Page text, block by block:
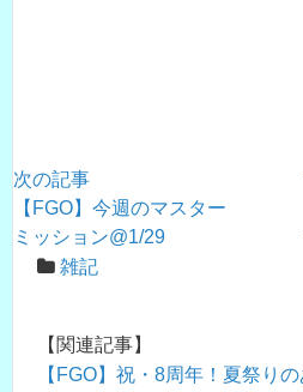
次の記事
【FGO】今週のマスター
ミッション@1/29
雑記
【関連記事】
【FGO】祝・8周年！夏祭り